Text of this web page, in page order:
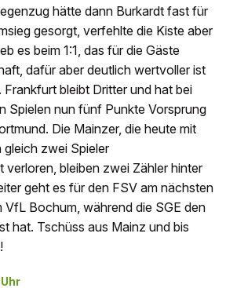
hätte dann Burkardt fast für
gesorgt, verfehlte die Kiste aber
es beim 1:1, das für die Gäste
dafür aber deutlich wertvoller ist
Frankfurt bleibt Dritter und hat bei
Spielen nun fünf Punkte Vorsprung
Die Mainzer, die heute mit
gleich zwei Spieler
verloren, bleiben zwei Zähler hinter
geht es für den FSV am nächsten
VfL Bochum, während die SGE den
hat. Tschüss aus Mainz und bis